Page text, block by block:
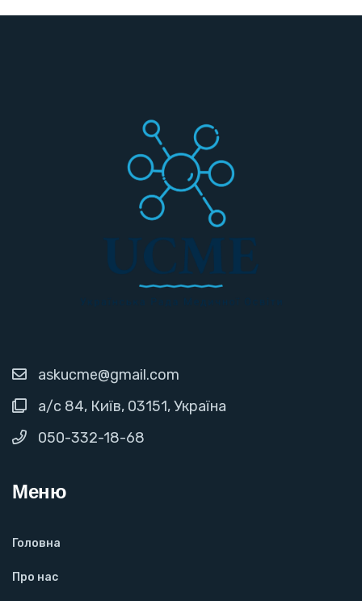
askucme@gmail.com
а/с 84, Київ, 03151, Україна
050-332-18-68
Меню
Головна
Про нас